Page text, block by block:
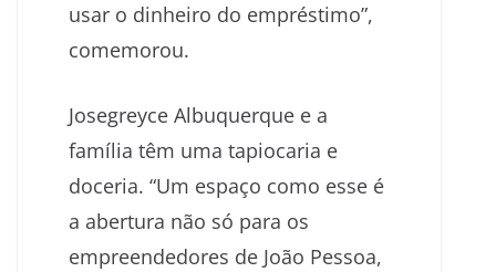
usar o dinheiro do empréstimo”,
comemorou.
Josegreyce Albuquerque e a
família têm uma tapiocaria e
doceria. “Um espaço como esse é
a abertura não só para os
empreendedores de João Pessoa,